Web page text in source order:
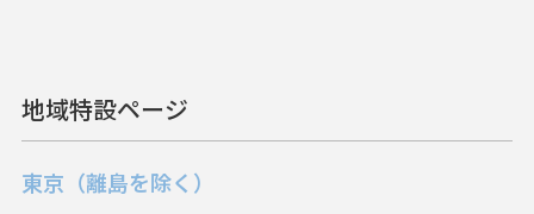
地域特設ページ
東京（離島を除く）